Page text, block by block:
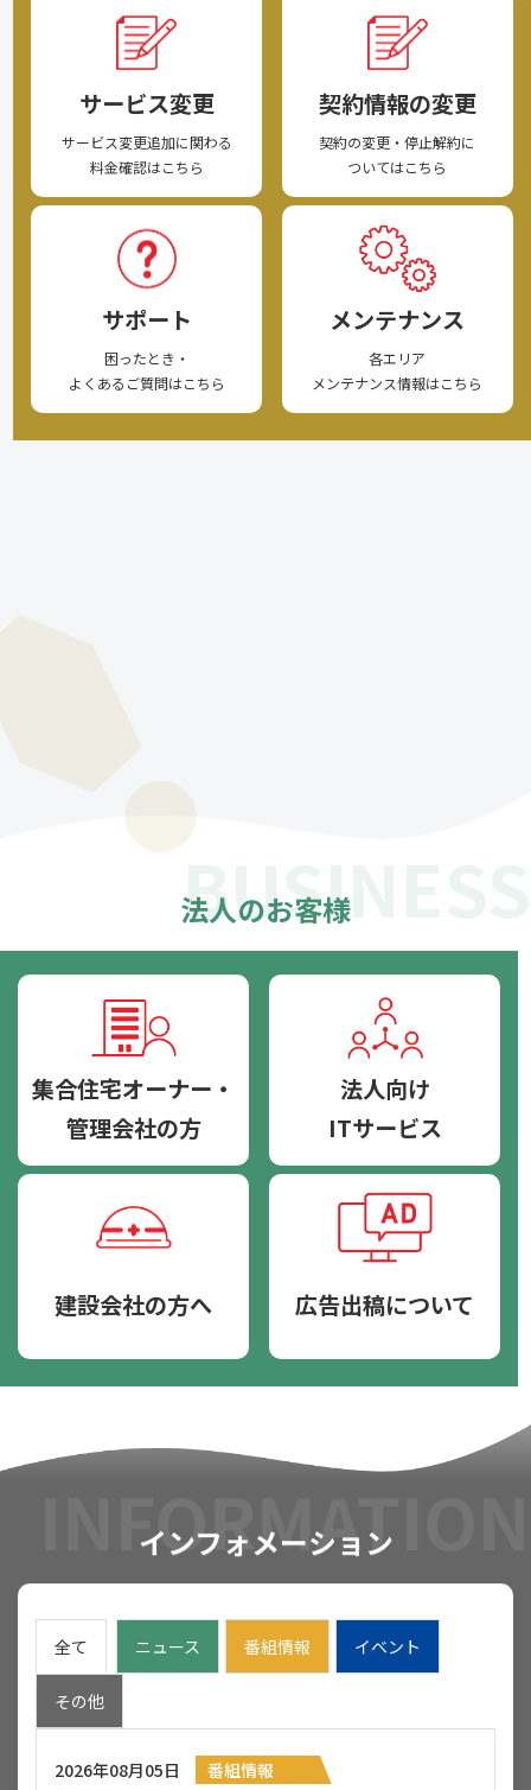
サービス変更
サービス変更追加に関わる
料金確認はこちら
契約情報の変更
契約の変更・停止解約に
ついてはこちら
サポート
困ったとき・
よくあるご質問はこちら
メンテナンス
各エリア
メンテナンス情報はこちら
法人のお客様
BUSINESS
集合住宅オーナー・
管理会社の方
法人向け
ITサービス
建設会社の方へ 広告出稿について
インフォメーション
INFORMATION
全て ニュース 番組情報 イベント
その他
2026年08月05日 番組情報